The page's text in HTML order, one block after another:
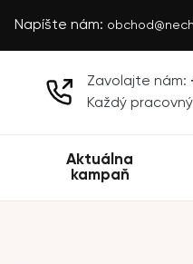
Napíšte nám:
Zavolajte nám:
Každý
Aktuálna
kampaň